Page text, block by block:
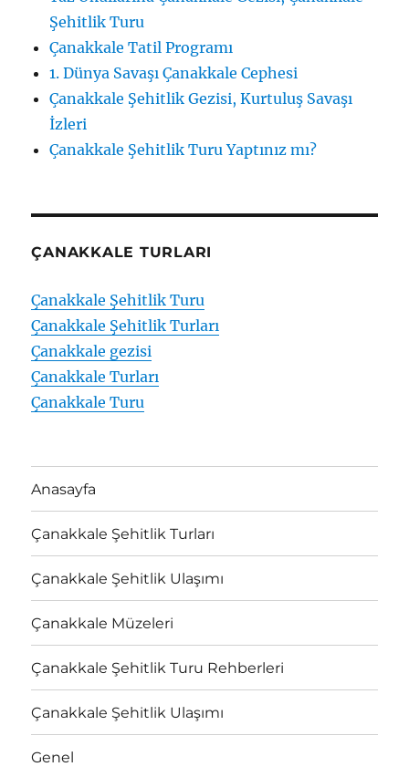
Şehitlik Turu
Çanakkale Tatil Programı
1. Dünya Savaşı Çanakkale Cephesi
Çanakkale Şehitlik Gezisi, Kurtuluş Savaşı
İzleri
Çanakkale Şehitlik Turu Yaptınız mı?
ÇANAKKALE TURLARI
Çanakkale Şehitlik Turu
Çanakkale Şehitlik Turları
Çanakkale gezisi
Çanakkale Turları
Çanakkale Turu
Anasayfa
Çanakkale Şehitlik Turları
Çanakkale Şehitlik Ulaşımı
Çanakkale Müzeleri
Çanakkale Şehitlik Turu Rehberleri
Çanakkale Şehitlik Ulaşımı
Genel